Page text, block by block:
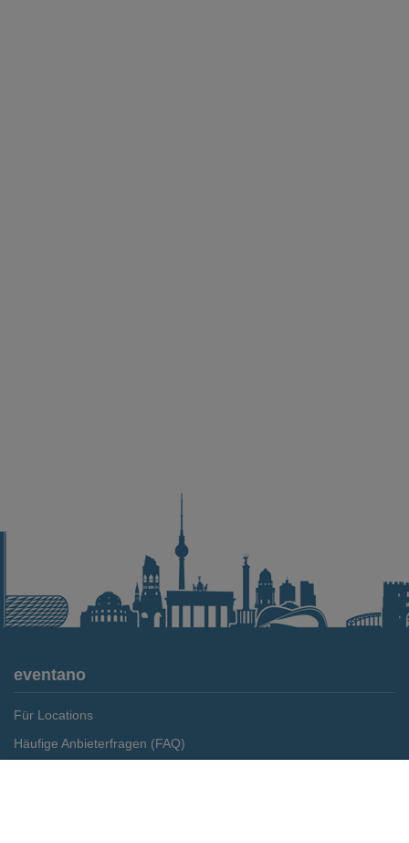
eventano
Für Locations
Häufige Anbieterfragen (FAQ)